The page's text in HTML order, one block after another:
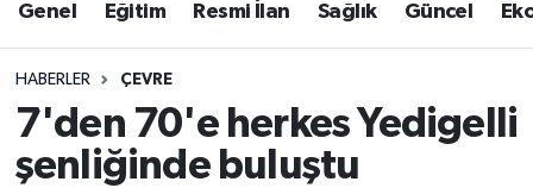
Genel Eğitim Resmi İlan Sağlık Güncel
HABERLER ÇEVRE
7'den 70'e herkes Yedigelli
şenliğinde buluştu
Güncel
Haber Arşivi